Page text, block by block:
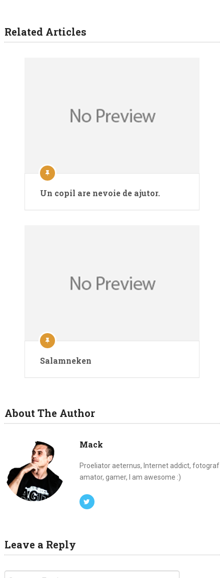
Related Articles
Un copil are nevoie de ajutor.
Salamneken
About The Author
Mack
Proeliator aeternus, Internet addict, fotograf
amator, gamer, I am awesome :)
Leave a Reply